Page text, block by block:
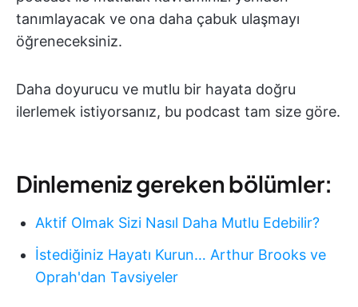
tanımlayacak ve ona daha çabuk ulaşmayı
öğreneceksiniz.
Daha doyurucu ve mutlu bir hayata doğru
ilerlemek istiyorsanız, bu podcast tam size göre.
Dinlemeniz gereken bölümler:
Aktif Olmak Sizi Nasıl Daha Mutlu Edebilir?
İstediğiniz Hayatı Kurun… Arthur Brooks ve
Oprah'dan Tavsiyeler